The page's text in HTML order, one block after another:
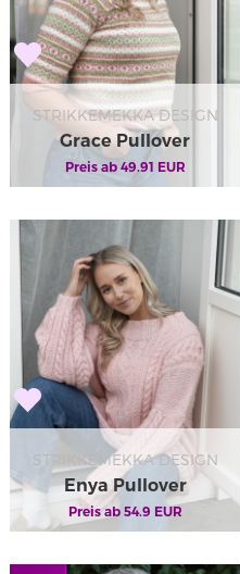
STRIKKEMEKKA DESIGN
Grace Pullover
Preis ab 49.91 EUR
STRIKKEMEKKA DESIGN
Enya Pullover
Preis ab 54.9 EUR